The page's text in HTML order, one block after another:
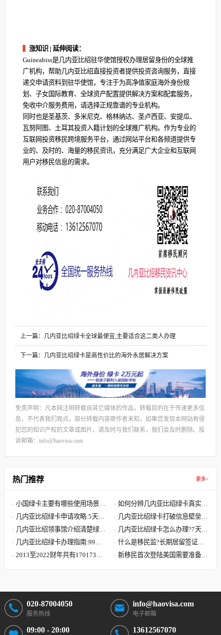
涨知识 | 延伸阅读：
Guineabiss是几内亚比绍驻华使馆授权办理居留身份的全球推
广机构，帮助几内亚比绍直接投资者提供投资咨询服务，直接
递交申请资料到驻华使馆，专注于为高净值家庭海外身份规
划、子女国际教育、全球资产配置提供解决方案和配套服务，
免收中介服务费用，请选择正规靠谱的专业机构。
同时也是圣基茨、多米尼克、格林纳达、圣卢西亚、安提瓜、
瓦努阿图、土耳其投资入籍计划的全球推广机构。作为专业的
互联网投资移民跨境服务平台，通过网站平台和各频道提供专
业的、及时的、海量的移民资讯，充分满足广大企业和互联网
用户对移民信息的需求。
上一篇：几内亚比绍绿卡全球最便宜,主要适合这二类人办理
下一篇：几内亚比绍绿卡是高性价比的海外永居解决方案
免责声明：凡本网注明转载自其它媒体的作品，转载目的在于传递更多信
息，不代表我们观点。部分转载内容原作者未知，如果您发现本网站有侵
犯您的知识产权的文章或图片，请及时与我们联系，我们会及时删除。投
诉邮箱：info@haovisa.com
热门推荐 更多>
小国绿卡‌主要有哪些使用场景和
优势?
如何分辨几内亚比绍绿卡真实有
效?
几内亚比绍绿卡申请攻略:5天拿
绿卡,轻松读国际学校
几内亚比绍绿卡打破信息壁垒
助力孩子入读国际学校
几内亚比绍领事馆介绍清楚绿卡
如何在线验证真假?
几内亚比绍绿卡怎么办理?7天轻
松获取第三国永居身份
几内亚比绍绿卡办理指南:99%
的投资者都是被这三点优势吸引
什么是移民监?长期居留签证和
永久居留签证有什么区别?
2013至2022财年共有170173位
新移民首次登陆美国需要准备哪
020-87004050
服务热线
info@haovisa.com
电子邮箱
09:00 - 20:00 13612567070